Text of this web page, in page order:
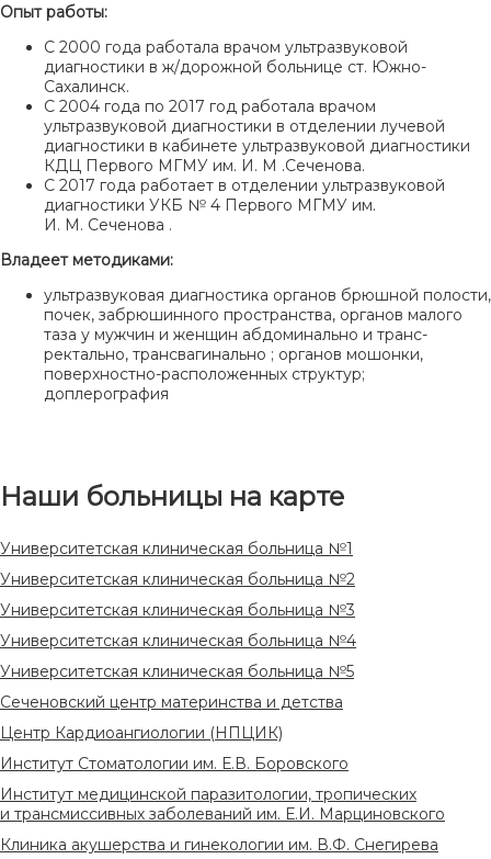
Опыт работы:
С 2000 года работала врачом ультразвуковой
диагностики в ж/дорожной больнице ст. Южно-
Сахалинск.
С 2004 года по 2017 год работала врачом
ультразвуковой диагностики в отделении лучевой
диагностики в кабинете ультразвуковой диагностики
КДЦ Первого МГМУ им. И. М .Сеченова.
С 2017 года работает в отделении ультразвуковой
диагностики УКБ № 4 Первого МГМУ им.
И. М. Сеченова .
Владеет методиками:
ультразвуковая диагностика органов брюшной полости,
почек, забрюшинного пространства, органов малого
таза у мужчин и женщин абдоминально и транс-
ректально, трансвагинально ; органов мошонки,
поверхностно-расположенных структур;
доплерография
Наши больницы на карте
Университетская клиническая больница №1
Университетская клиническая больница №2
Университетская клиническая больница №3
Университетская клиническая больница №4
Университетская клиническая больница №5
Сеченовский центр материнства и детства
Центр Кардиоангиологии (НПЦИК)
Институт Стоматологии им. Е.В. Боровского
Институт медицинской паразитологии, тропических
и трансмиссивных заболеваний им. Е.И. Марциновского
Клиника акушерства и гинекологии им. В.Ф. Снегирева